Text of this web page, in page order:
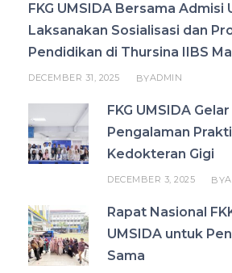
FKG UMSIDA Bersama Admisi
Laksanakan Sosialisasi dan
Pendidikan di Thursina IIBS
DECEMBER 31, 2025 BYADMIN
FKG UMSIDA
Pengalaman
Kedokteran Gigi
DECEMBER 3, 2025 BY
Rapat Nasional
UMSIDA untuk
Sama